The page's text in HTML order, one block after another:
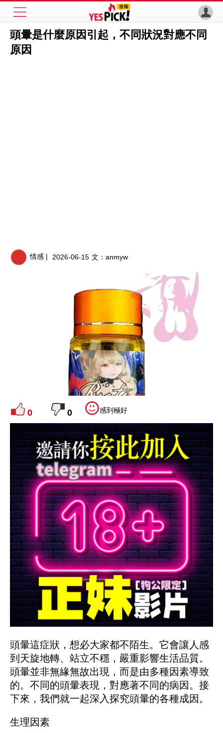
頭暈是什麼原因引起，不同狀況對應不同
原因
情感 | 2026-06-15 文： anmyw
0 0 感到極好
頭暈這症狀，想必大家都不陌生。它會讓人感
到天旋地轉、站立不穩，嚴重影響生活品質。
頭暈並非無緣無故出現，而是由多種因素導致
的。不同的頭暈表現，對應著不同的病因。接
下來，我們就一起深入探究頭暈的各種成因。
生理因素